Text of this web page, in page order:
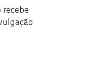
recebe